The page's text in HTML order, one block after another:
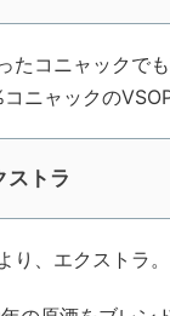
たコニャックで
ニャックの
ストラ
り、エクストラ。